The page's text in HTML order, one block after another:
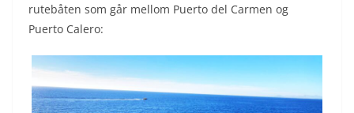
rutebåten som går mellom Puerto del Carmen og
Puerto Calero: